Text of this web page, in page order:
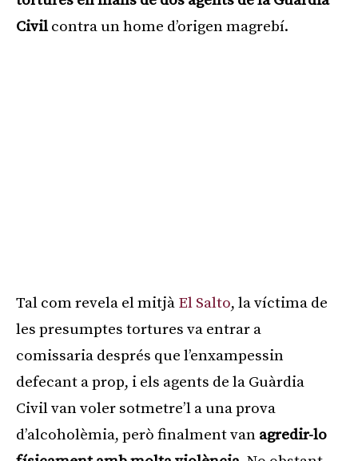
Civilcontra un home d’origen magrebí.
Tal com revela el mitjà El Salto, la víctima de
les presumptes tortures va entrar a
comissaria després que l’enxampessin
defecant a prop, i els agents de la Guàrdia
Civil van voler sotmetre’l a una prova
d’alcoholèmia, però finalment van agredir-lo